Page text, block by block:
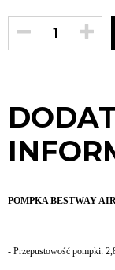
POMPKA BESTWAY
- Przepustowość pompki: